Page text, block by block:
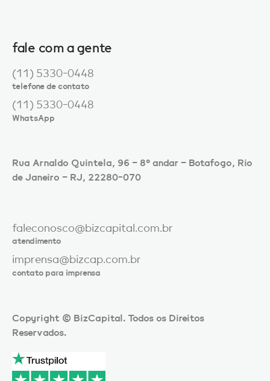
fale com a gente
(11) 5330-0448
telefone de contato
(11) 5330-0448
WhatsApp
Rua Arnaldo Quintela, 96 – 8º andar – Botafogo, Rio
de Janeiro – RJ, 22280-070
faleconosco@bizcapital.com.br
atendimento
imprensa@bizcap.com.br
contato para imprensa
Copyright © BizCapital. Todos os Direitos
Reservados.